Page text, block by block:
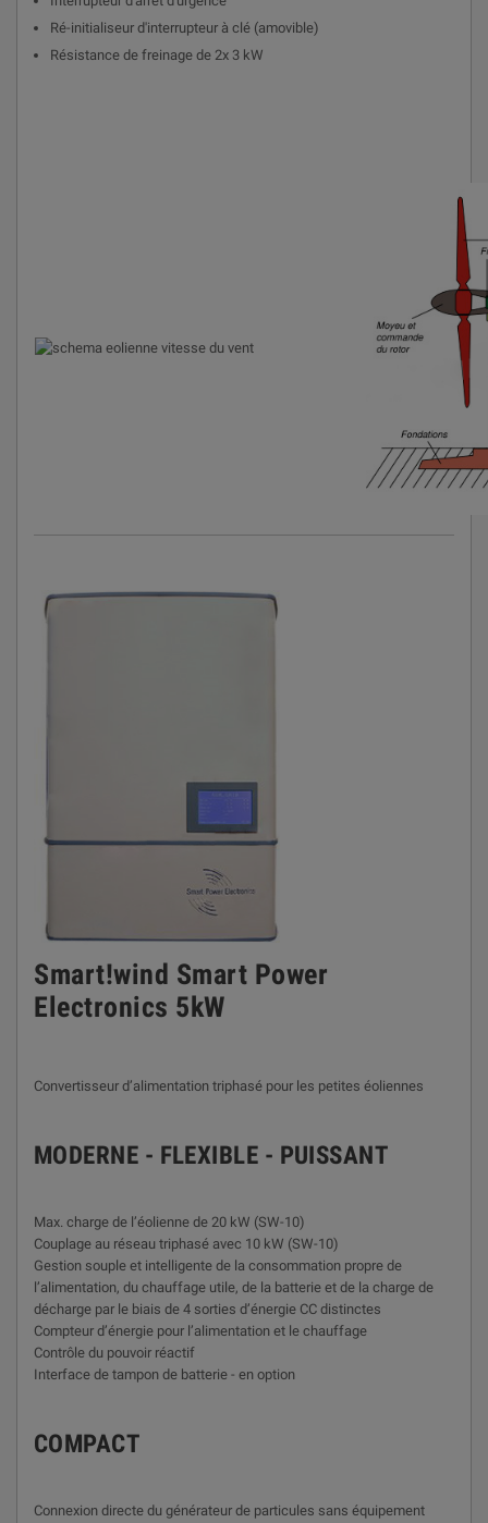
Ré-initialiseur d'interrupteur à clé (amovible)
Résistance de freinage de 2x 3 kW
Smart!wind Smart Power
Electronics 5kW
Convertisseur d’alimentation triphasé pour les petites éoliennes
MODERNE - FLEXIBLE - PUISSANT
Max. charge de l’éolienne de 20 kW (SW-10)
Couplage au réseau triphasé avec 10 kW (SW-10)
Gestion souple et intelligente de la consommation propre de
l’alimentation, du chauffage utile, de la batterie et de la charge de
décharge par le biais de 4 sorties d’énergie CC distinctes
Compteur d’énergie pour l’alimentation et le chauffage
Contrôle du pouvoir réactif
Interface de tampon de batterie - en option
COMPACT
Connexion directe du générateur de particules sans équipement